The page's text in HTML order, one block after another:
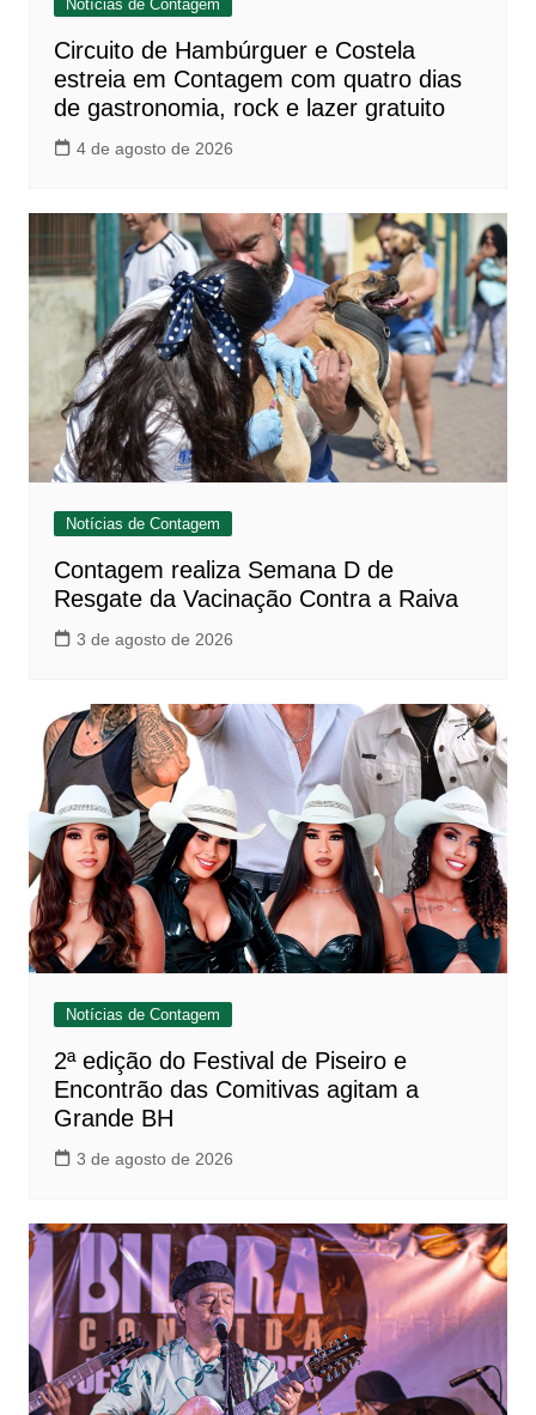
Notícias de Contagem
Circuito de Hambúrguer e Costela
estreia em Contagem com quatro dias
de gastronomia, rock e lazer gratuito
4 de agosto de 2026
Notícias de Contagem
Contagem realiza Semana D de
Resgate da Vacinação Contra a Raiva
3 de agosto de 2026
Notícias de Contagem
2ª edição do Festival de Piseiro e
Encontrão das Comitivas agitam a
Grande BH
3 de agosto de 2026